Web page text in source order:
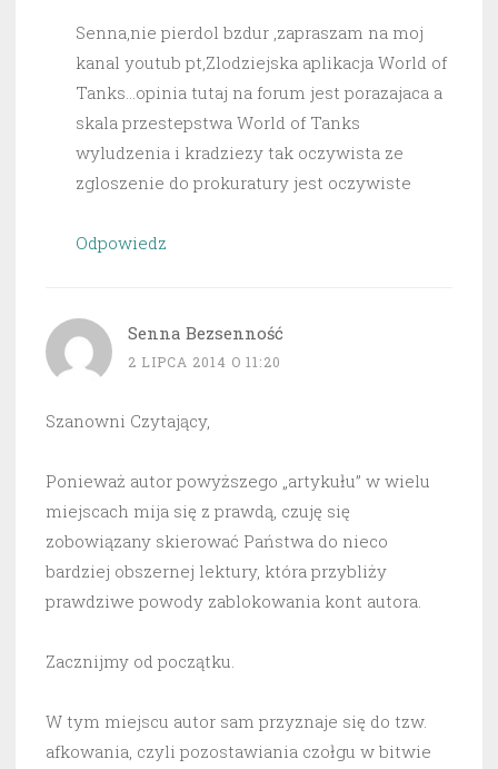
Senna,nie pierdol bzdur ,zapraszam na moj
kanal youtub pt,Zlodziejska aplikacja World of
Tanks…opinia tutaj na forum jest porazajaca a
skala przestepstwa World of Tanks
wyludzenia i kradziezy tak oczywista ze
zgloszenie do prokuratury jest oczywiste
Odpowiedz
Senna Bezsenność
2 LIPCA 2014 O 11:20
Szanowni Czytający,
Ponieważ autor powyższego „artykułu” w wielu
miejscach mija się z prawdą, czuję się
zobowiązany skierować Państwa do nieco
bardziej obszernej lektury, która przybliży
prawdziwe powody zablokowania kont autora.
Zacznijmy od początku.
W tym miejscu autor sam przyznaje się do tzw.
afkowania, czyli pozostawiania czołgu w bitwie